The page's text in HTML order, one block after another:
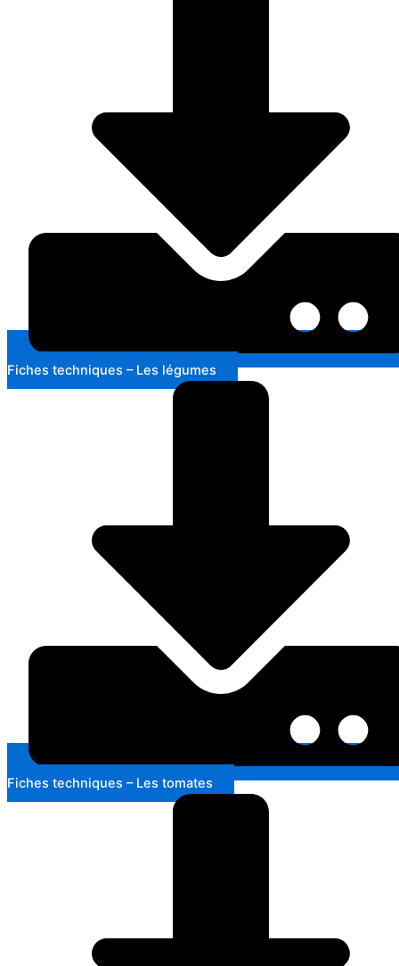
Fiches techniques – Les légumes
Fiches techniques – Les tomates